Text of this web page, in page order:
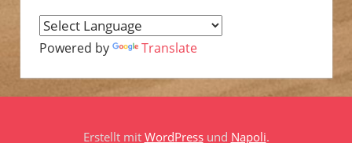
Powered by Translate
Erstellt mit WordPressund Napoli.